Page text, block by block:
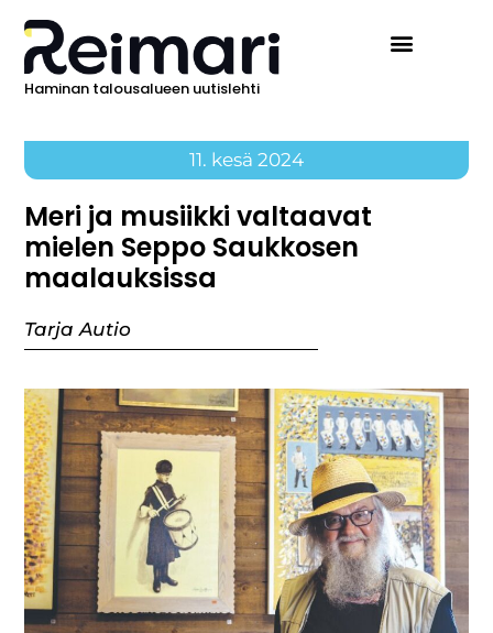
Haminan talousalueen uutislehti
11. kesä 2024
Meri ja musiikki valtaavat
mielen Seppo Saukkosen
maalauksissa
Tarja Autio